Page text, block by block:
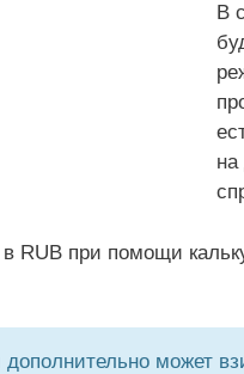
В
RUB при помощи
может